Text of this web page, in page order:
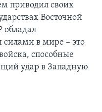
приводил своих
Восточной
обладал
в мире – это
способные
удар в Западную